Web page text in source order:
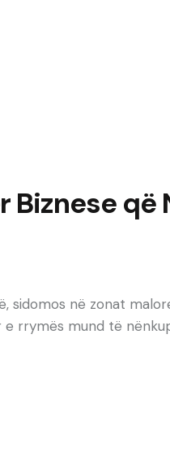
që
sidomos në zonat
rrymës mund të